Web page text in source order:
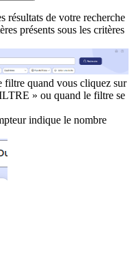
résultats de votre recherche
présents sous les critères
filtre quand vous cliquez sur
» ou quand le filtre se
indique le nombre